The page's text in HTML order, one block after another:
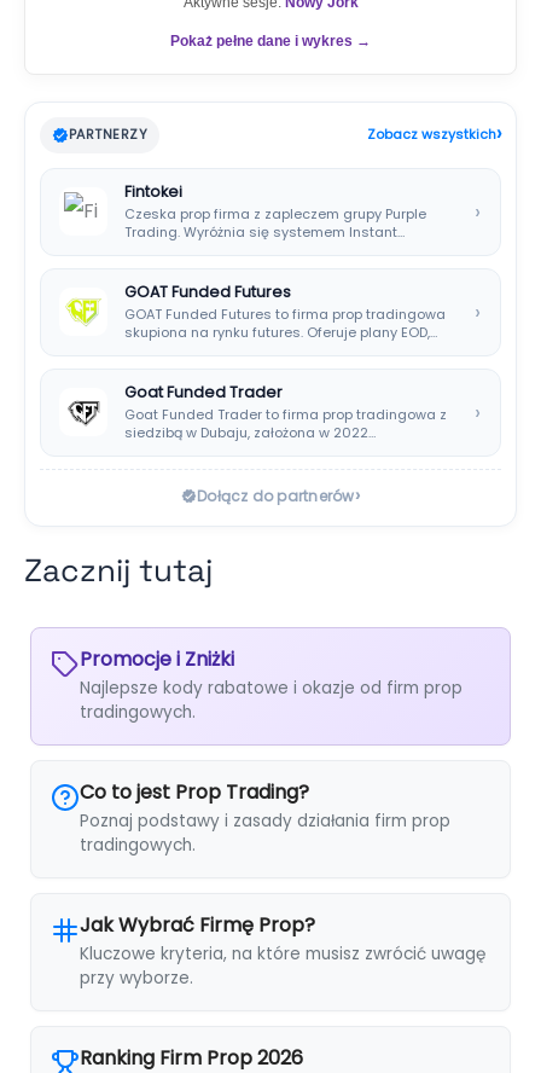
Pokaż pełne dane i wykres →
PARTNERZY Zobacz wszystkich›
Fintokei
Czeska prop firma z zapleczem grupy Purple
Trading. Wyróżnia się systemem Instant
›
GOAT Funded Futures
GOAT Funded Futures to firma prop tradingowa
skupiona na rynku futures. Oferuje plany EOD,…
›
Goat Funded Trader
Goat Funded Trader to firma prop tradingowa z
siedzibą w Dubaju, założona w 2022…
›
Dołącz do partnerów›
Zacznij tutaj
Promocje i Zniżki
Najlepsze kody rabatowe i okazje od firm prop
tradingowych.
Co to jest Prop Trading?
Poznaj podstawy i zasady działania firm prop
tradingowych.
Jak Wybrać Firmę Prop?
Kluczowe kryteria, na które musisz zwrócić uwagę
przy wyborze.
Ranking Firm Prop 2026